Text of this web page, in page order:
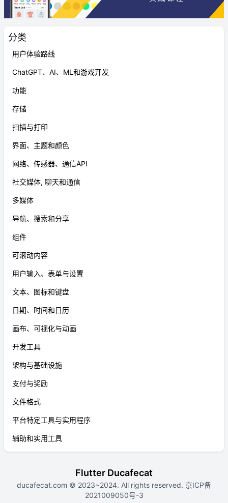
分类
用户体验路线
ChatGPT、AI、ML和游戏开发
功能
存储
扫描与打印
界面、主题和颜色
网络、传感器、通信API
社交媒体, 聊天和通信
多媒体
导航、搜索和分享
组件
可滚动内容
用户输入、表单与设置
文本、图标和键盘
日期、时间和日历
画布、可视化与动画
开发工具
架构与基础设施
支付与奖励
文件格式
平台特定工具与实用程序
辅助和实用工具
Flutter Ducafecat
ducafecat.com © 2023~2024. All rights reserved. 京ICP备
2021009050号-3